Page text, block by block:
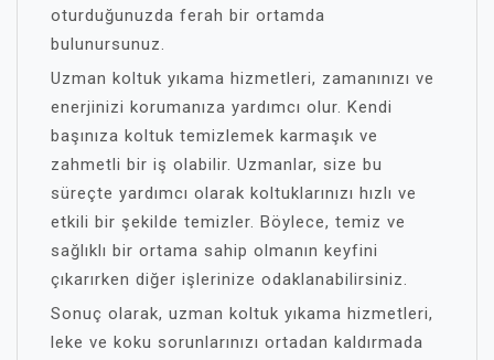
oturduğunuzda ferah bir ortamda
bulunursunuz.
Uzman koltuk yıkama hizmetleri, zamanınızı ve
enerjinizi korumanıza yardımcı olur. Kendi
başınıza koltuk temizlemek karmaşık ve
zahmetli bir iş olabilir. Uzmanlar, size bu
süreçte yardımcı olarak koltuklarınızı hızlı ve
etkili bir şekilde temizler. Böylece, temiz ve
sağlıklı bir ortama sahip olmanın keyfini
çıkarırken diğer işlerinize odaklanabilirsiniz.
Sonuç olarak, uzman koltuk yıkama hizmetleri,
leke ve koku sorunlarınızı ortadan kaldırmada